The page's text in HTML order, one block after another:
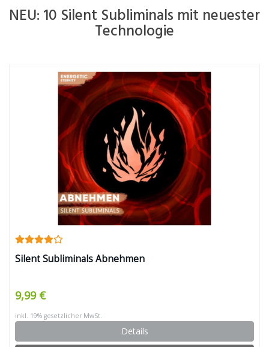
NEU: 10 Silent Subliminals mit neuester
Technologie
Silent Subliminals Abnehmen
9,99 €
inkl. 19% gesetzlicher MwSt.
Details